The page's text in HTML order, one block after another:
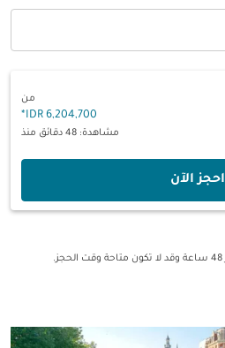
من
6,204,700 IDR
*
مشاهدة: 48 دقائق منذ
‫احجز الآن‬